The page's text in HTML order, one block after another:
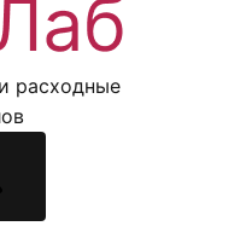
расходные